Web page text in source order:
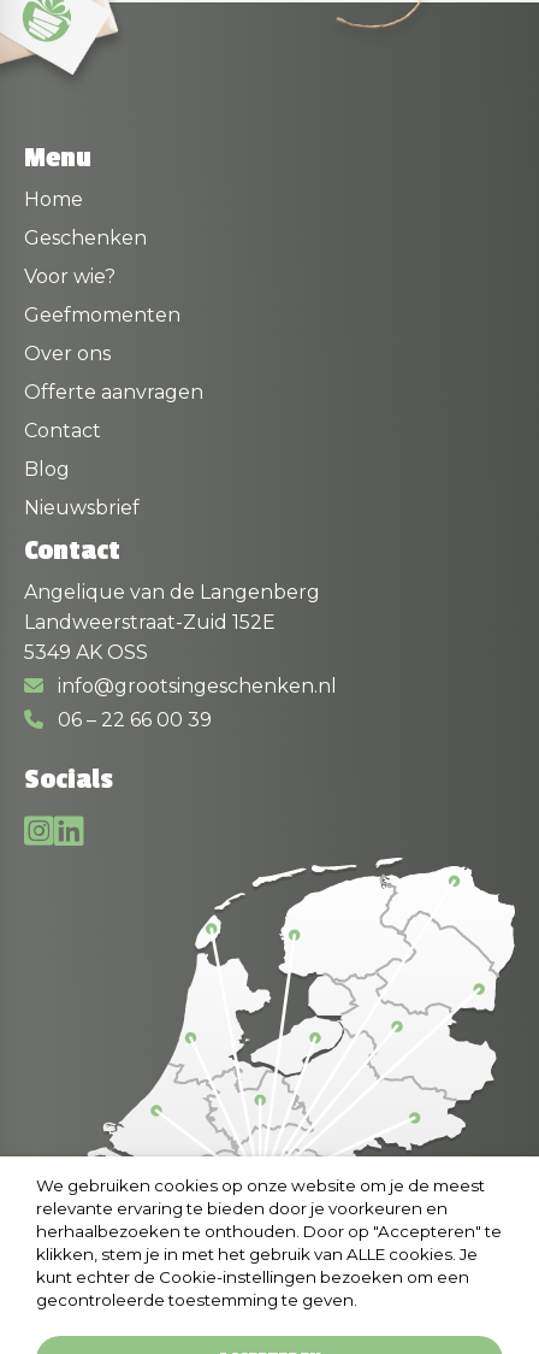
Menu
Home
Geschenken
Voor wie?
Geefmomenten
Over ons
Offerte aanvragen
Contact
Blog
Nieuwsbrief
Contact
Angelique van de Langenberg
Landweerstraat-Zuid 152E
5349 AK OSS
info@grootsingeschenken.nl
06 – 22 66 00 39
Socials
We gebruiken cookies op onze website om je de meest
relevante ervaring te bieden door je voorkeuren en
herhaalbezoeken te onthouden. Door op "Accepteren" te
klikken, stem je in met het gebruik van ALLE cookies. Je
kunt echter de Cookie-instellingen bezoeken om een
gecontroleerde toestemming te geven.